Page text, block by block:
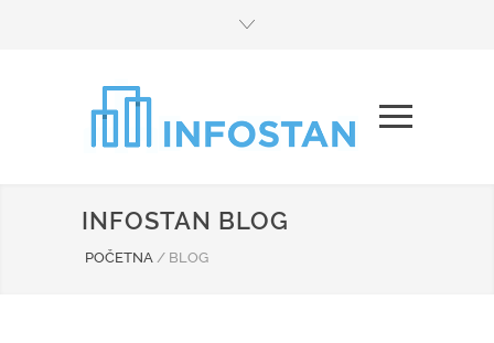
INFOSTAN BLOG
POČETNA / BLOG